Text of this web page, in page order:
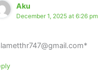
Aku
December 1, 2025 at 6:26 pm